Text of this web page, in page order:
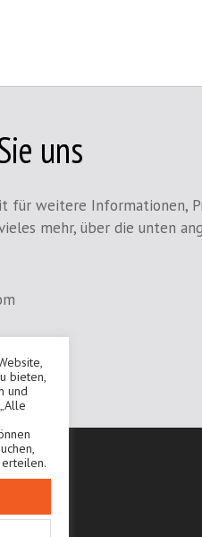
uns
für weitere Informationen,
mehr, über die unten
Onadi
bieten,
und